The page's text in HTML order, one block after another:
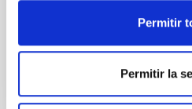
Permitir
Permitir la
BIBCODE